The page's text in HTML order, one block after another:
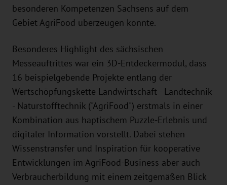
besonderen Kompetenzen Sachsens auf dem
Gebiet AgriFood überzeugen konnte.
Besonderes Highlight des sächsischen
Messeauftrittes war ein 3D-Entdeckermodul, dass
16 beispielgebende Projekte entlang der
Wertschöpfungskette Landwirtschaft - Landtechnik
- Naturstofftechnik ("AgriFood") erstmals in einer
Kombination aus haptischem Puzzle-Erlebnis und
digitaler Information vorstellt. Dabei stehen
Wissenstransfer und Inspiration für kooperative
Entwicklungen im AgriFood-Business aber auch
Verbraucherbildung mit einem zeitgemäßen Blick